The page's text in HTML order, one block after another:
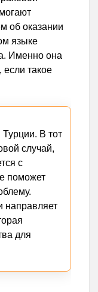
об оказании
языке
Именно она
такое
В тот
случай,
с
поможет
направляет
для